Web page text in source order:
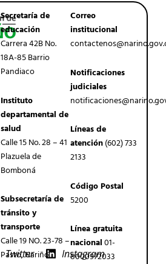
Twitter Instagram
Secretaría de
educación
Carrera 42B No.
18A-85 Barrio
Pandiaco
Instituto
departamental de
salud
Calle 15 No. 28 – 41
Plazuela de
Bomboná
Subsecretaría de
tránsito y
transporte
Calle 19 NO. 23-78 –
Pasto, Nariño
Correo
institucional
Notificaciones
judiciales
Líneas de
atención(602) 733
2133
Código Postal
5200
Línea gratuita
nacional 01-
8000972033